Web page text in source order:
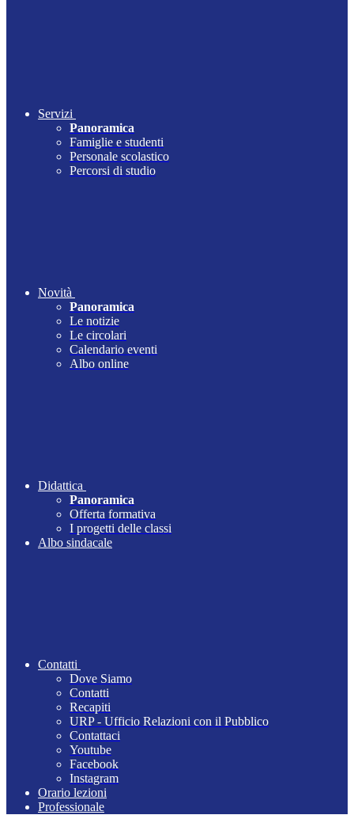
Servizi
Panoramica
Famiglie e studenti
Personale scolastico
Percorsi di studio
Novità
Panoramica
Le notizie
Le circolari
Calendario eventi
Albo online
Didattica
Panoramica
Offerta formativa
I progetti delle classi
Albo sindacale
Contatti
Dove Siamo
Contatti
Recapiti
URP - Ufficio Relazioni con il Pubblico
Contattaci
Youtube
Facebook
Instagram
Orario lezioni
Professionale